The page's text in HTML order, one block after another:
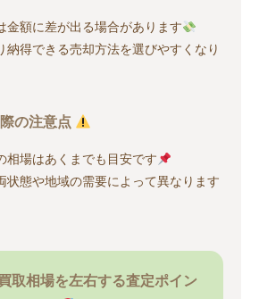
金額に差が出る場合があります
納得できる売却方法を選びやすくなり
の注意点
相場はあくまでも目安です
状態や地域の需要によって異なります
取相場を左右する査定ポイン